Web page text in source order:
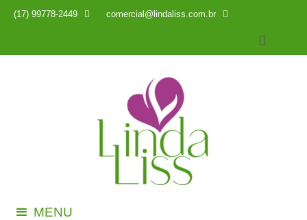
(17) 99778-2449  comercial@lindaliss.com.br

MENU